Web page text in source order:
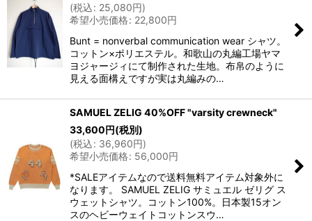
(税込: 25,080円)
希望小売価格: 22,800円
Bunt = nonverbal communication wear シャツ。
コットン×ポリエステル。和歌山の丸編工場ヤマ
ヨジャージィにて制作された生地。布帛のように
見える面構えですが実は丸編みの…
SAMUEL ZELIG 40%OFF "varsity crewneck"
33,600円(税別)
(税込: 36,960円)
希望小売価格: 56,000円
*SALEアイテムなので送料無料アイテム対象外に
なります。 SAMUEL ZELIG サミュエル ゼリグ ス
ウェットシャツ。コットン100%。日本製15オン
スのヘビーウェイトコットンスウ…